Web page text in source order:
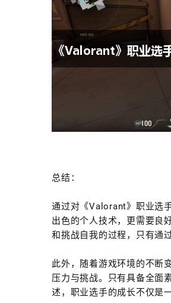
总结：
通过对《Valorant》职业选
出色的个人技术，更需要良
和挑战自我的过程，只有通
此外，随着游戏环境的不断
压力与挑战。只有具备全面
述，职业选手的成长不仅是